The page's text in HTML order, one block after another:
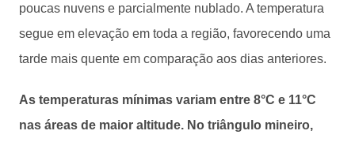
poucas nuvens e parcialmente nublado. A temperatura
segue em elevação em toda a região, favorecendo uma
tarde mais quente em comparação aos dias anteriores.
As temperaturas mínimas variam entre 8°C e 11°C
nas áreas de maior altitude. No triângulo mineiro,